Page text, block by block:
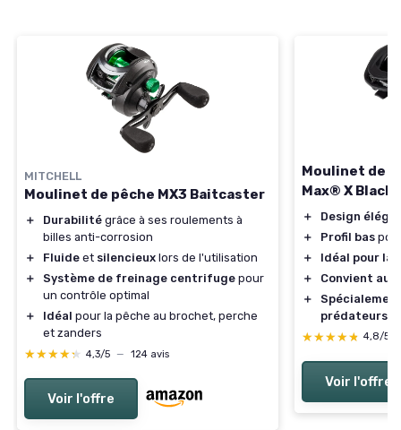
MITCHELL
Moulinet de pêche MX3 Baitcaster
＋ Durabilité grâce à ses roulements à
billes anti-corrosion
＋
Fluide et silencieux lors de l'utilisation
＋
Système de freinage centrifuge pour
un contrôle optimal
＋
Idéal pour la pêche au brochet, perche
et zanders
★★★★★
★★★★★ 4,3/5 — 124 avis
Voir l'offre
Moulinet de
Max® X Black
＋
Design
＋
Profil bas
＋
Idéal pour la
＋
Convient
＋
prédateurs
★★★★★
★★★★★ 4,8/5
Voir l'offre